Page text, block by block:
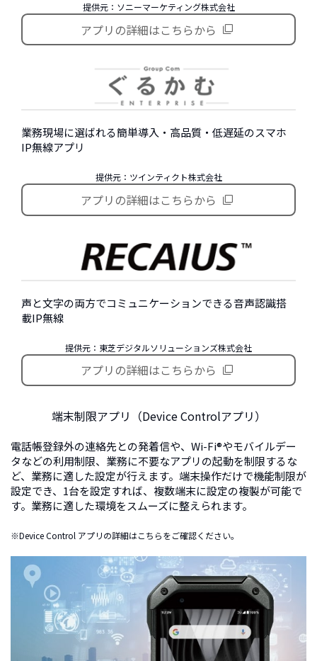
提供元：ソニーマーケティング株式会社
アプリの詳細はこちらから
業務現場に選ばれる簡単導入・高品質・低遅延のスマホ
IP無線アプリ
提供元：ツインティクト株式会社
アプリの詳細はこちらから
声と文字の両方でコミュニケーションできる音声認識搭
載IP無線
提供元：東芝デジタルソリューションズ株式会社
アプリの詳細はこちらから
端末制限アプリ（Device Controlアプリ）
電話帳登録外の連絡先との発着信や、Wi-Fi®やモバイルデー
タなどの利用制限、業務に不要なアプリの起動を制限するな
ど、業務に適した設定が行えます。端末操作だけで機能制限が
設定でき、1台を設定すれば、複数端末に設定の複製が可能で
す。業務に適した環境をスムーズに整えられます。
※Device Control アプリの詳細はこちらをご確認ください。